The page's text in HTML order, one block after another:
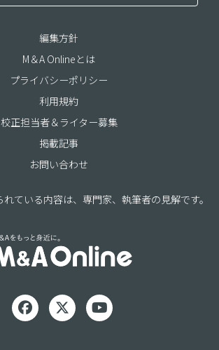
編集方針
M＆A Onlineとは
プライバシーポリシー
利用規約
校正担当者＆ライター募集
掲載記事
お問い合わせ
ている内容は、専門家、執筆者の見解です。